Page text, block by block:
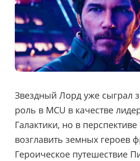
Звездный Лорд уже сыграл
роль в MCU в качестве
Галактики, но в
возглавить земных героев
Героическое путешествие